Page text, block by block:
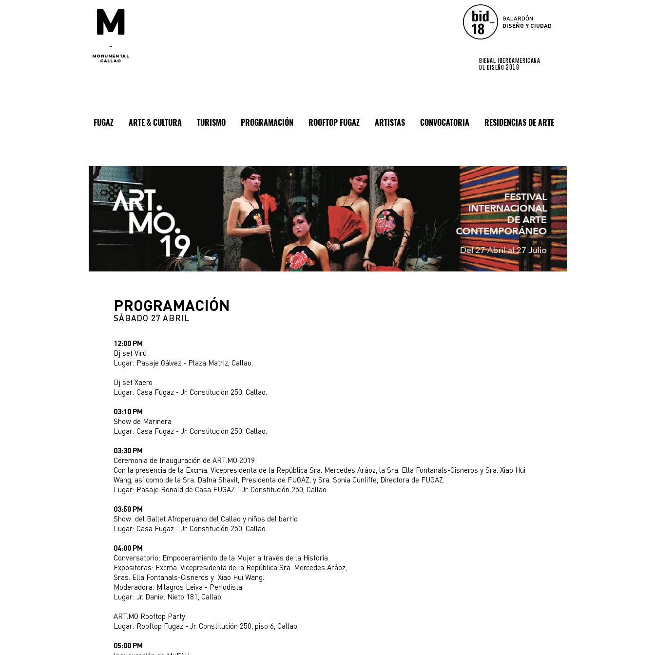
M
-
monumental
callao
GALARDÓN
DISEÑO Y CIUDAD
bienal iberoamericana
de diseño 2018
FUGAZ ARTE & CULTURA TURISMO PROGRAMACIÓN ROOFTOP FUGAZ ARTISTAS CONVOCATORIA RESIDENCIAS DE ARTE
PROGRAMACIÓN
​SÁBADO 27 ABRIL
12:00 PM
Dj set Virú
Lugar: Pasaje Gálvez - Plaza Matriz, Callao.
Dj set Xaero
Lugar: Casa Fugaz - Jr. Constitución 250, Callao.
03:10 PM
Show de Marinera
Lugar: Casa Fugaz - Jr. Constitución 250, Callao.
03:30 PM
Ceremonia de Inauguración de ART.MO 2019
Con la presencia de la Excma. Vicepresidenta de la República Sra. Mercedes Aráoz, la Sra. Ella Fontanals-Cisneros y Sra. Xiao Hui
Wang, así como de la Sra. Dafna Shavit, Presidenta de FUGAZ, y Sra. Sonia Cunliffe, Directora de FUGAZ.
Lugar: Pasaje Ronald de Casa FUGAZ - Jr. Constitución 250, Callao.
03:50 PM
Show del Ballet Afroperuano del Callao y niños del barrio
Lugar: Casa Fugaz - Jr. Constitución 250, Callao.
04:00 PM
Conversatorio: Empoderamiento de la Mujer a través de la Historia
Expositoras: Excma. Vicepresidenta de la República Sra. Mercedes Aráoz,
Sras. Ella Fontanals-Cisneros y Xiao Hui Wang.
Moderadora: Milagros Leiva - Periodista.
Lugar: Jr. Daniel Nieto 181, Callao.
ART.MO Rooftop Party
Lugar: Rooftop Fugaz - Jr. Constitución 250, piso 6, Callao.
05:00 PM